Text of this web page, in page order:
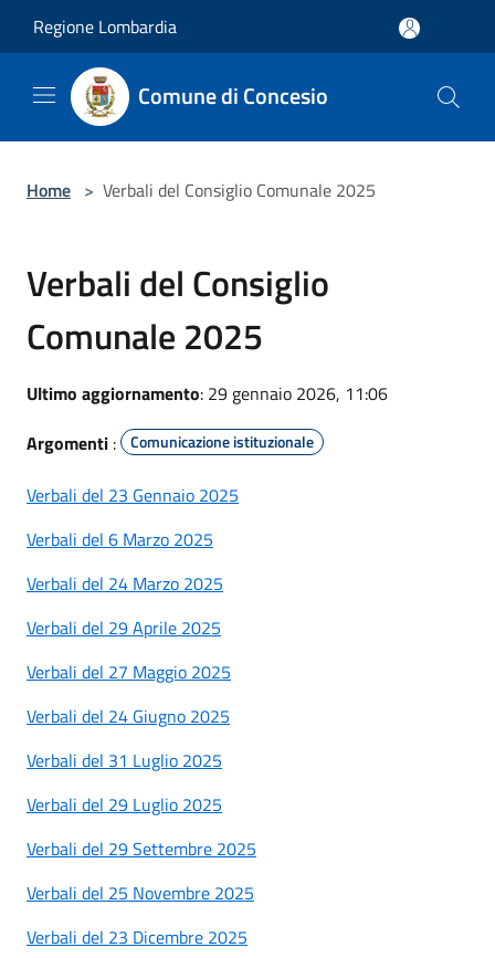
Regione Lombardia
Comune di Concesio
Home > Verbali del Consiglio Comunale 2025
Verbali del Consiglio
Comunale 2025
Ultimo aggiornamento: 29 gennaio 2026, 11:06
Argomenti : Comunicazione istituzionale
Verbali del 23 Gennaio 2025
Verbali del 6 Marzo 2025
Verbali del 24 Marzo 2025
Verbali del 29 Aprile 2025
Verbali del 27 Maggio 2025
Verbali del 24 Giugno 2025
Verbali del 31 Luglio 2025
Verbali del 29 Luglio 2025
Verbali del 29 Settembre 2025
Verbali del 25 Novembre 2025
Verbali del 23 Dicembre 2025